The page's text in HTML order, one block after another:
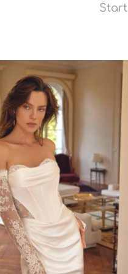
Start